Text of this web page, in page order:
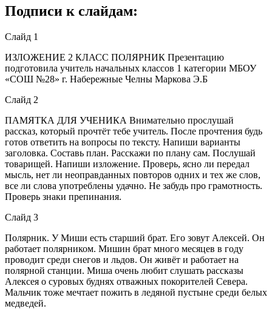
Подписи к слайдам:
Слайд 1
ИЗЛОЖЕНИЕ 2 КЛАСС ПОЛЯРНИК Презентацию
подготовила учитель начальных классов 1 категории МБОУ
«СОШ №28» г. Набережные Челны Маркова Э.Б
Слайд 2
ПАМЯТКА ДЛЯ УЧЕНИКА Внимательно прослушай
рассказ, который прочтёт тебе учитель. После прочтения будь
готов ответить на вопросы по тексту. Напиши варианты
заголовка. Составь план. Расскажи по плану сам. Послушай
товарищей. Напиши изложение. Проверь, ясно ли передал
мысль, нет ли неоправданных повторов одних и тех же слов,
все ли слова употреблены удачно. Не забудь про грамотность.
Проверь знаки препинания.
Слайд 3
Полярник. У Миши есть старший брат. Его зовут Алексей. Он
работает полярником. Мишин брат много месяцев в году
проводит среди снегов и льдов. Он живёт и работает на
полярной станции. Миша очень любит слушать рассказы
Алексея о суровых буднях отважных покорителей Севера.
Мальчик тоже мечтает пожить в ледяной пустыне среди белых
медведей.